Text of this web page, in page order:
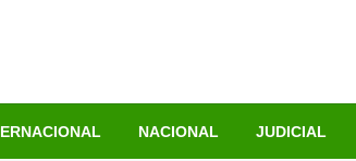
NACIONAL JUDICIAL